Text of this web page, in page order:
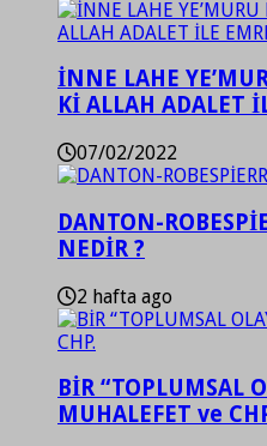
İNNE LAHE
Kİ ALLAH ADALET
07/02/2022
DANTON-
NEDİR ?
2 hafta ago
BİR “TOPLUMSAL
MUHALEFET ve